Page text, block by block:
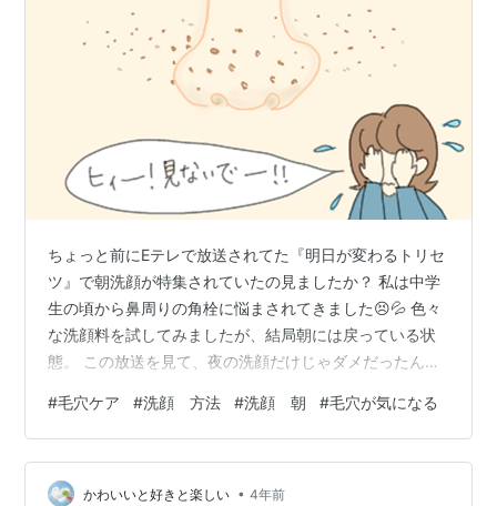
ちょっと前にEテレで放送されてた『明日が変わるトリセ
ツ』で朝洗顔が特集されていたの見ましたか？ 私は中学
生の頃から鼻周りの角栓に悩まされてきました😣💦 色々
な洗顔料を試してみましたが、結局朝には戻っている状
態。 この放送を見て、夜の洗顔だけじゃダメだったん
普段は肌を守ってくれている皮脂ですが、時間が経つ
と“過酸化皮質”という物質に変化！！こいつが肌にダメー
ジを与えるそうです。（ニキビやシミの原因にも😱） 6
時間〜12時間程で皮脂が過酸化皮質に変化するので、朝
#毛穴ケア #洗顔 方法 #洗顔 朝 #毛穴が気になる
かわいいと好きと楽しい • 4年前